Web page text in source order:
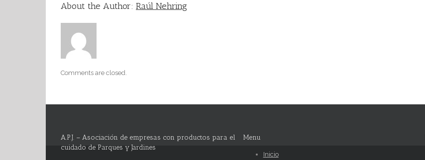
About the Author: Raúl Nehring
Comments are closed.
A.P.J. – Asociación de empresas con productos para el
cuidado de Parques y Jardines
Menu
Inicio